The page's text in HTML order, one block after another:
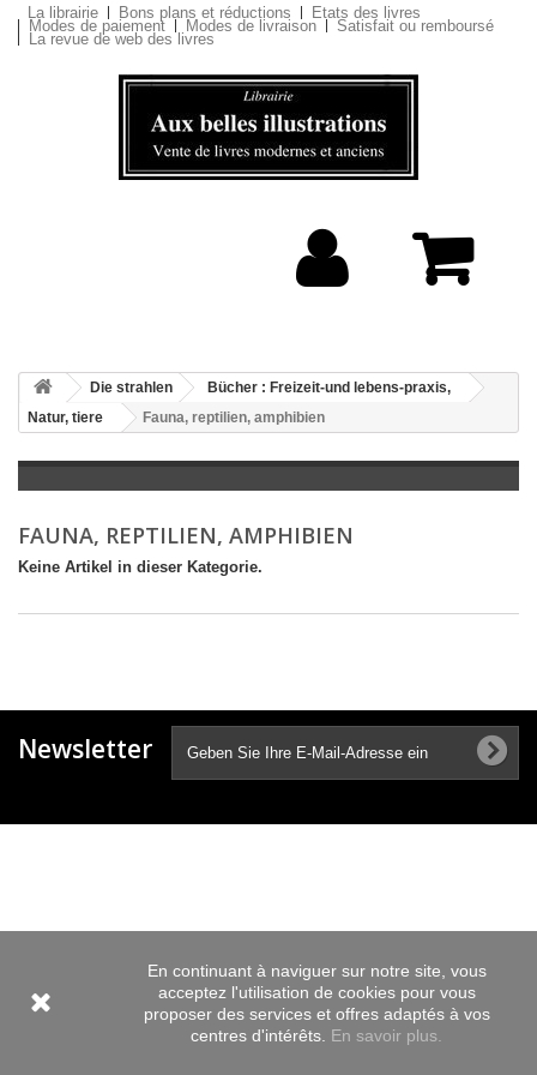
La librairie Bons plans et réductions Etats des livres
Modes de paiement Modes de livraison Satisfait ou remboursé
La revue de web des livres
Die strahlen
Bücher : Freizeit-und lebens-praxis,
Natur, tiere
Fauna, reptilien, amphibien
FAUNA, REPTILIEN, AMPHIBIEN
Keine Artikel in dieser Kategorie.
Newsletter
En continuant à naviguer sur notre site, vous
acceptez l'utilisation de cookies pour vous
proposer des services et offres adaptés à vos
centres d'intérêts. En savoir plus.